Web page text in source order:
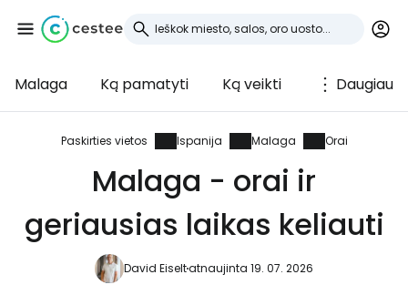
Malaga Ką pamatyti Ką veikti Daugiau
Paskirties vietos Ispanija Malaga Orai
Malaga - orai ir
geriausias laikas keliauti
David Eiseltatnaujinta 19. 07. 2026
Prisijunkite prie
Cestee
... pasaulinė kelionių bendruomenė